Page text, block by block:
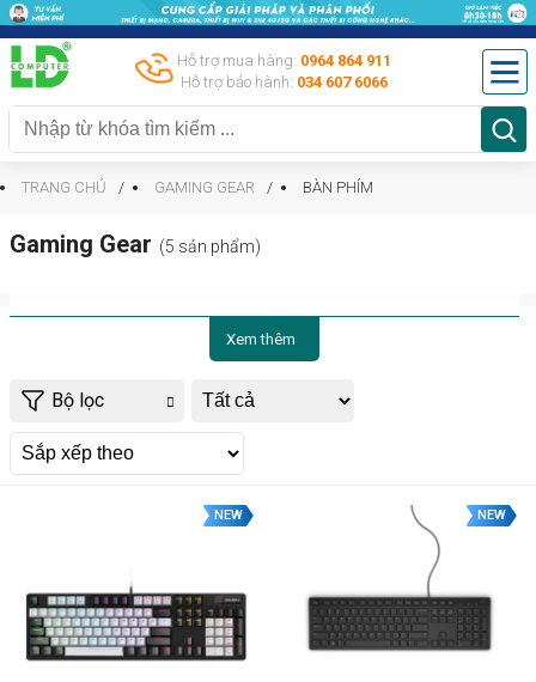
Hỗ trợ mua hàng: 0964 864 911
Hỗ trợ bảo hành: 034 607 6066
TRANG CHỦ GAMING GEAR BÀN PHÍM
Gaming Gear (5 sản phẩm)
Xem thêm
Bộ lọc
NEW NEW